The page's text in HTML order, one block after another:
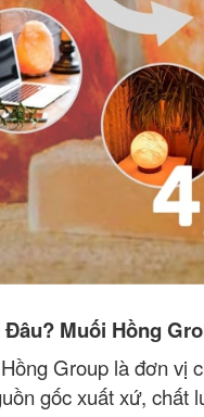
Muối Hồng
Group là đơn vị
gốc xuất xứ,